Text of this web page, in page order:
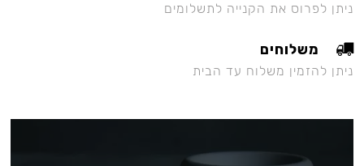
ניתן לפרוס את הקנייה לתשלומים
משלוחים
ניתן להזמין משלוח עד הבית